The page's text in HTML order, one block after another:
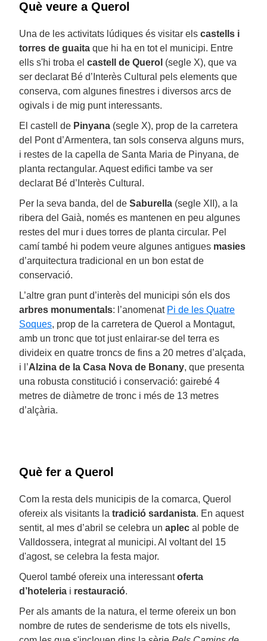
Què veure a Querol
Una de les activitats lúdiques és visitar els castells i
torres de guaita que hi ha en tot el municipi. Entre
ells s'hi troba el castell de Querol (segle X), que va
ser declarat Bé d’Interès Cultural pels elements que
conserva, com algunes finestres i diversos arcs de
ogivals i de mig punt interessants.
El castell de Pinyana (segle X), prop de la carretera
del Pont d’Armentera, tan sols conserva alguns murs,
i restes de la capella de Santa Maria de Pinyana, de
planta rectangular. Aquest edifici tambe va ser
declarat Bé d’Interès Cultural.
Per la seva banda, del de Saburella (segle XII), a la
ribera del Gaià, només es mantenen en peu algunes
restes del mur i dues torres de planta circular. Pel
camí també hi podem veure algunes antigues masies
d’arquitectura tradicional en un bon estat de
conservació.
L’altre gran punt d’interès del municipi són els dos
arbres monumentals: l’anomenat Pi de les Quatre
Soques, prop de la carretera de Querol a Montagut,
amb un tronc que tot just enlairar-se del terra es
divideix en quatre troncs de fins a 20 metres d’alçada,
i l’Alzina de la Casa Nova de Bonany, que presenta
una robusta constitució i conservació: gairebé 4
metres de diàmetre de tronc i més de 13 metres
d’alçària.
Què fer a Querol
Com la resta dels municipis de la comarca, Querol
ofereix als visitants la tradició sardanista. En aquest
sentit, al mes d’abril se celebra un aplec al poble de
Valldossera, integrat al municipi. Al voltant del 15
d'agost, se celebra la festa major.
Querol també ofereix una interessantoferta
d’hoteleria i restauració.
Per als amants de la natura, el terme ofereix un bon
nombre de rutes de senderisme de tots els nivells,